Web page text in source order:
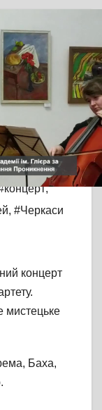
,
, #Черкаси
концерт
мистецьке
Баха,